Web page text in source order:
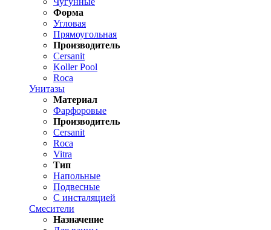
Форма
Угловая
Прямоугольная
Производитель
Cersanit
Koller Pool
Roca
Унитазы
Материал
Фарфоровые
Производитель
Cersanit
Roca
Vitra
Тип
Напольные
Подвесные
С инсталяцией
Смесители
Назначение